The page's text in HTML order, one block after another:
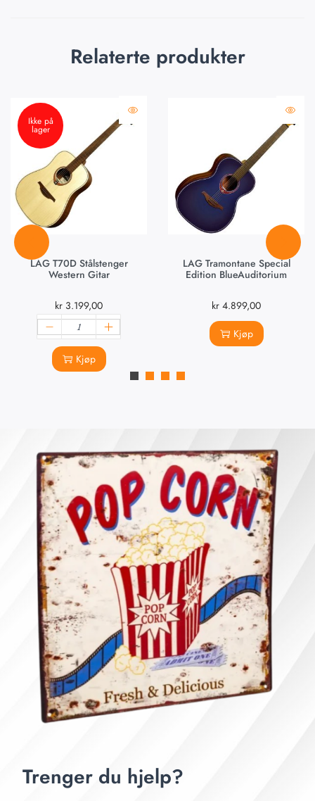
Relaterte produkter
Ikke på
lager
LAG T70D Stålstenger
Western Gitar
kr 3.199,00
Kjøp
LAG Tramontane Special
Edition BlueAuditorium
kr 4.899,00
Kjøp
Trenger du hjelp?